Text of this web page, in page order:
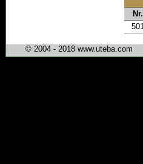
Nr.
501
© 2004 - 2018 www.uteba.com